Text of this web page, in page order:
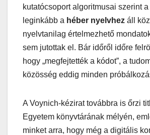
kutatócsoport algoritmusai szerint
leginkább a héber nyelvhez áll
nyelvtanilag értelmezhető
sem jutottak el. Bár időről időre
hogy „megfejtették a kódot”, a
közösség eddig minden
A Voynich-kézirat továbbra is őrzi
Egyetem könyvtárának mélyén,
minket arra, hogy még a digitális